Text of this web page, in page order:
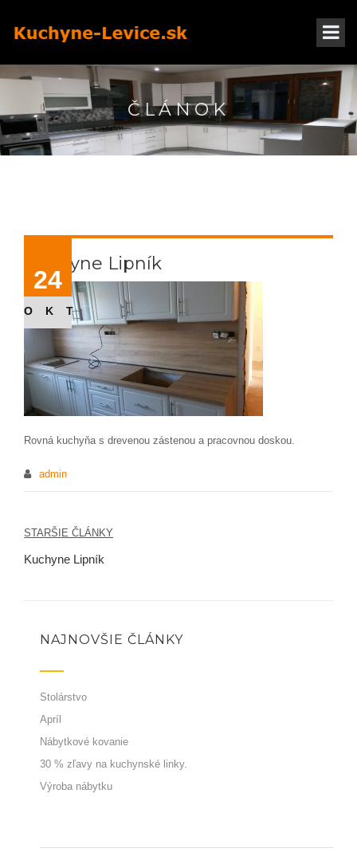
ČLÁNOK
24
OKT
Kuchyne Lipník
Rovná kuchyňa s drevenou zástenou a pracovnou doskou.
admin
Navigácia
STARŠIE ČLÁNKY
Kuchyne Lipník
NAJNOVŠIE ČLÁNKY
Stolárstvo
Apríl
Nábytkové kovanie
30 % zľavy na kuchynské linky.
Výroba nábytku